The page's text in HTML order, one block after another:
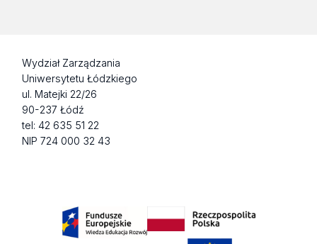
Wydział Zarządzania
Uniwersytetu Łódzkiego
ul. Matejki 22/26
90-237 Łódź
tel: 42 635 51 22
NIP 724 000 32 43